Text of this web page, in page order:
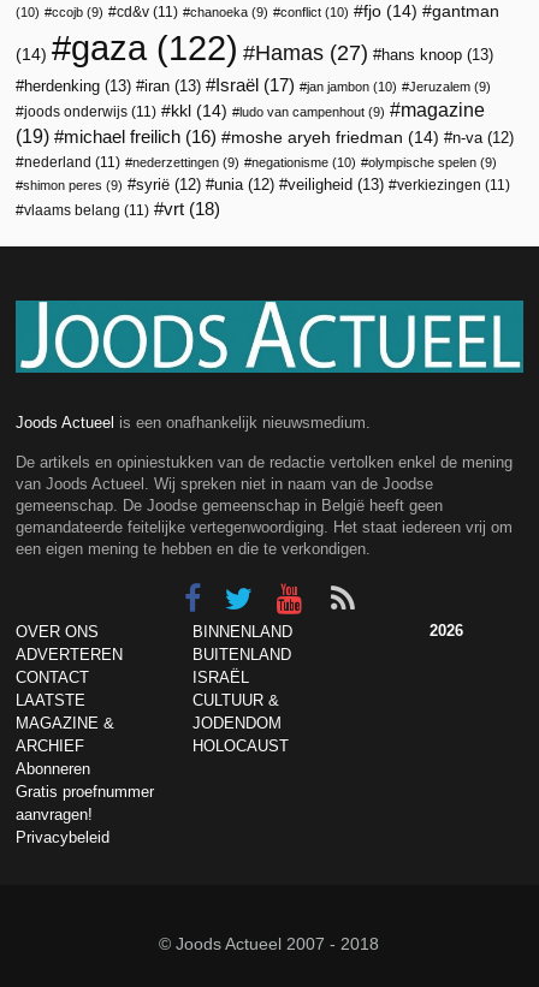
(10)
ccojb (9) cd&v (11) chanoeka (9) conflict (10) fjo (14) gantman
(14) gaza (122) Hamas (27) hans knoop (13)
herdenking (13) iran (13) Israël (17) jan jambon (10) Jeruzalem (9)
joods onderwijs (11) kkl (14) ludo van campenhout (9)
magazine
(19)
michael freilich (16) moshe aryeh friedman (14) n-va (12)
nederland (11) nederzettingen (9) negationisme (10) olympische spelen (9)
shimon peres (9) syrië (12) unia (12) veiligheid (13) verkiezingen (11)
vlaams belang (11) vrt (18)
Joods Actueel is een onafhankelijk nieuwsmedium.
De artikels en opiniestukken van de redactie vertolken enkel de mening
van Joods Actueel. Wij spreken niet in naam van de Joodse
gemeenschap. De Joodse gemeenschap in België heeft geen
gemandateerde feitelijke vertegenwoordiging. Het staat iedereen vrij om
een eigen mening te hebben en die te verkondigen.
OVER ONS
ADVERTEREN
CONTACT
LAATSTE
MAGAZINE &
ARCHIEF
Abonneren
Gratis proefnummer
aanvragen!
Privacybeleid
BINNENLAND
BUITENLAND
ISRAËL
CULTUUR &
JODENDOM
HOLOCAUST
2026
© Joods Actueel 2007 - 2018